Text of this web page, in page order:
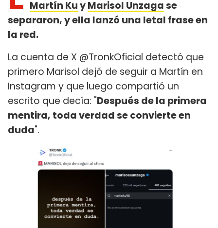
Martín KuyMarisol Unzagase
separaron, y ella lanzó una letal frase en
la red.
La cuenta de X @TronkOficial detectó que
primero Marisol dejó de seguir a Martín en
Instagram y que luego compartió un
escrito que decía: "Después de la primera
mentira, toda verdad se convierte en
duda".